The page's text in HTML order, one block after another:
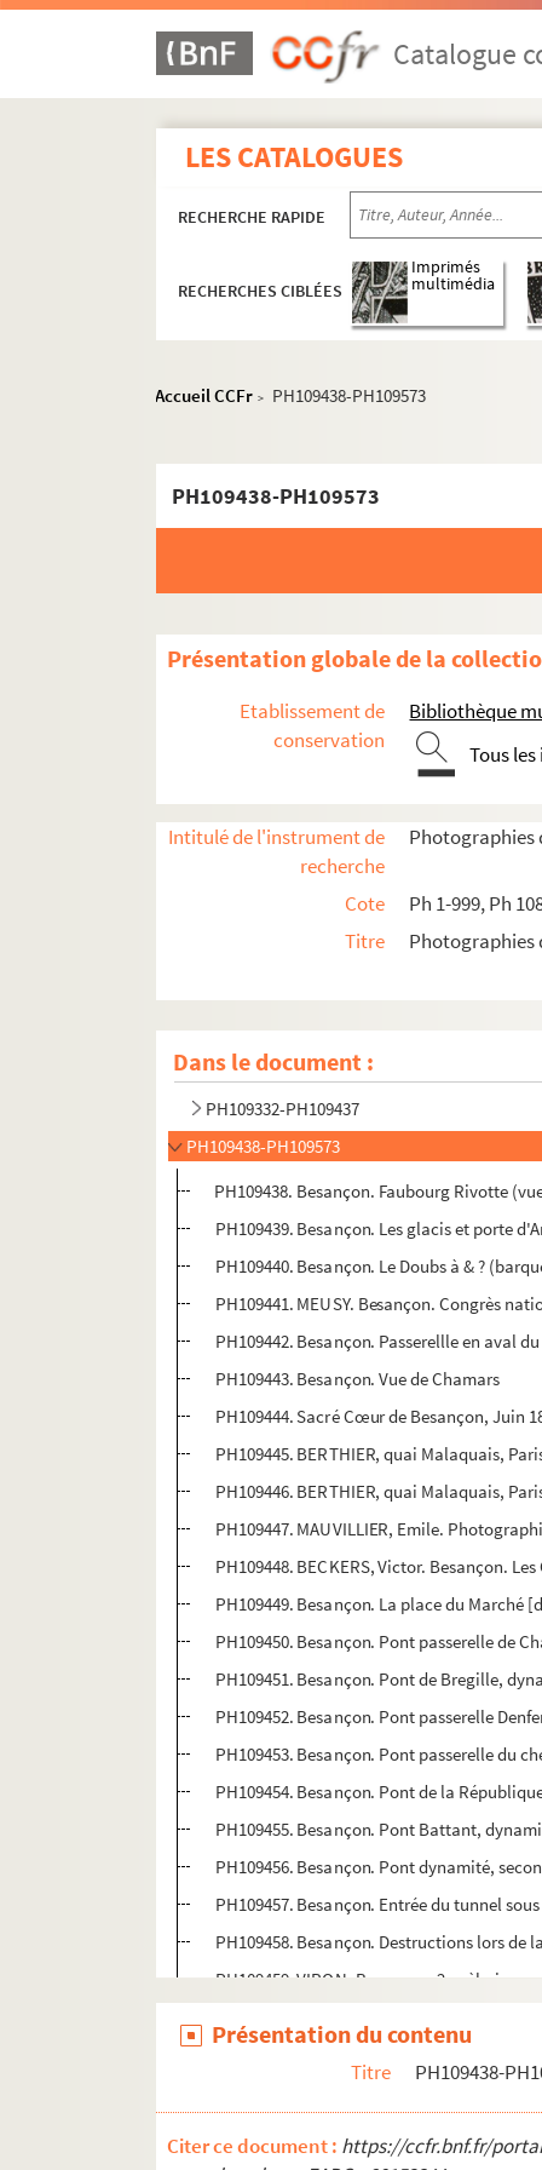
Catalogue
LES CATALOGUES
RECHERCHE RAPIDE
RECHERCHES CIBLÉES
Imprimés
multimédia
Accueil CCFr > PH109438-PH109573
PH109438-PH109573
Présentation globale de la
Etablissement de
conservation
Bibliothèque
Tous
Intitulé de l'instrument de
recherche
Photographies
Cote
Ph 1-999, Ph
Titre
Photographies
Dans le document :
PH154-PH427
PH428-PH484
PH941-PH999
PH109001-PH109282
PH109283-PH109331
PH109332-PH109437
PH109438-PH109573
PH109438. Besançon. Faubourg Rivotte
PH109439. Besançon. Les glacis et porte
PH109440. Besançon. Le Doubs à & ?
PH109441. MEUSY. Besançon. Congrès
PH109442. Besançon. Passerellle en aval
PH109443. Besançon. Vue de Chamars
PH109444. Sacré Cœur de Besançon,
PH109445. BERTHIER, quai Malaquais,
PH109446. BERTHIER, quai Malaquais,
PH109447. MAUVILLIER, Emile.
PH109448. BECKERS, Victor. Besançon.
PH109449. Besançon. La place du
PH109450. Besançon. Pont passerelle de
PH109451. Besançon. Pont de Bregille,
PH109452. Besançon. Pont passerelle
PH109453. Besançon. Pont passerelle du
PH109454. Besançon. Pont de la
PH109455. Besançon. Pont Battant,
PH109456. Besançon. Pont dynamité,
PH109457. Besançon. Entrée du tunnel
PH109458. Besançon. Destructions lors
PH109459. VIRON. Besançon. 2e
Présentation du contenu
Titre PH109438-
Citer ce document : https://ccfr.bnf.fr/